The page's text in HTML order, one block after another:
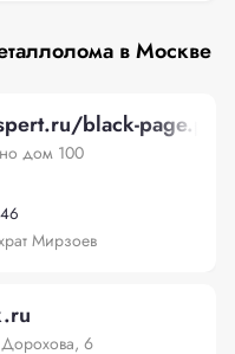
в Москве
black-
дом 100
Мирзоев
6